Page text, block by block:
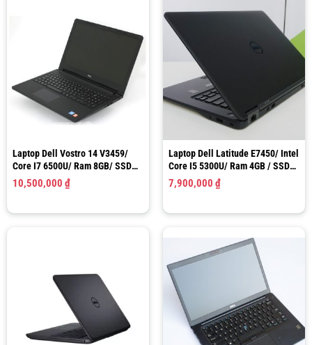
Laptop Dell Vostro 14 V3459/
Core I7 6500U/ Ram 8GB/ SSD
128GB/ Graphics 520 – R5 M315
2GB/ LCD 14.0″ HD
10,500,000 ₫
Laptop Dell Latitude E7450/ Intel
Core I5 5300U/ Ram 4GB / SSD
128GB / HD Graphics 5500 / LCD
14.0″ HD
7,900,000 ₫